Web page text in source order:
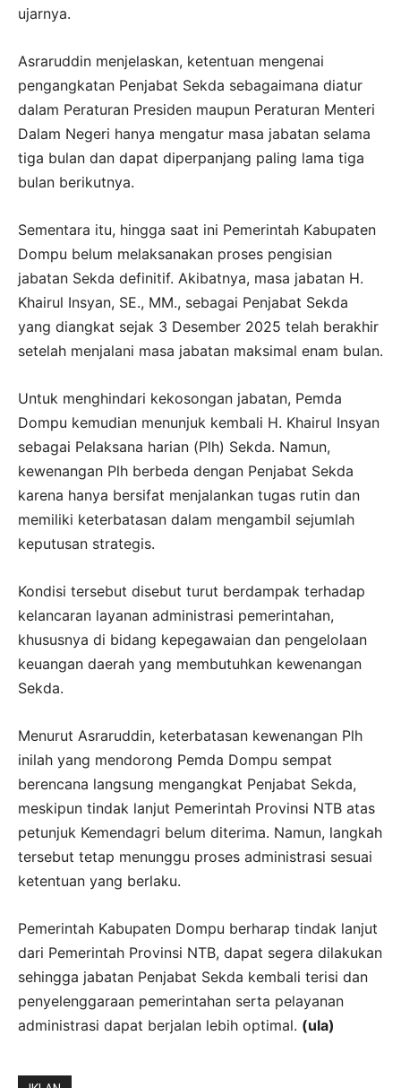
ujarnya.
Asraruddin menjelaskan, ketentuan mengenai
pengangkatan Penjabat Sekda sebagaimana diatur
dalam Peraturan Presiden maupun Peraturan Menteri
Dalam Negeri hanya mengatur masa jabatan selama
tiga bulan dan dapat diperpanjang paling lama tiga
bulan berikutnya.
Sementara itu, hingga saat ini Pemerintah Kabupaten
Dompu belum melaksanakan proses pengisian
jabatan Sekda definitif. Akibatnya, masa jabatan H.
Khairul Insyan, SE., MM., sebagai Penjabat Sekda
yang diangkat sejak 3 Desember 2025 telah berakhir
setelah menjalani masa jabatan maksimal enam bulan.
Untuk menghindari kekosongan jabatan, Pemda
Dompu kemudian menunjuk kembali H. Khairul Insyan
sebagai Pelaksana harian (Plh) Sekda. Namun,
kewenangan Plh berbeda dengan Penjabat Sekda
karena hanya bersifat menjalankan tugas rutin dan
memiliki keterbatasan dalam mengambil sejumlah
keputusan strategis.
Kondisi tersebut disebut turut berdampak terhadap
kelancaran layanan administrasi pemerintahan,
khususnya di bidang kepegawaian dan pengelolaan
keuangan daerah yang membutuhkan kewenangan
Sekda.
Menurut Asraruddin, keterbatasan kewenangan Plh
inilah yang mendorong Pemda Dompu sempat
berencana langsung mengangkat Penjabat Sekda,
meskipun tindak lanjut Pemerintah Provinsi NTB atas
petunjuk Kemendagri belum diterima. Namun, langkah
tersebut tetap menunggu proses administrasi sesuai
ketentuan yang berlaku.
Pemerintah Kabupaten Dompu berharap tindak lanjut
dari Pemerintah Provinsi NTB, dapat segera dilakukan
sehingga jabatan Penjabat Sekda kembali terisi dan
penyelenggaraan pemerintahan serta pelayanan
administrasi dapat berjalan lebih optimal. (ula)